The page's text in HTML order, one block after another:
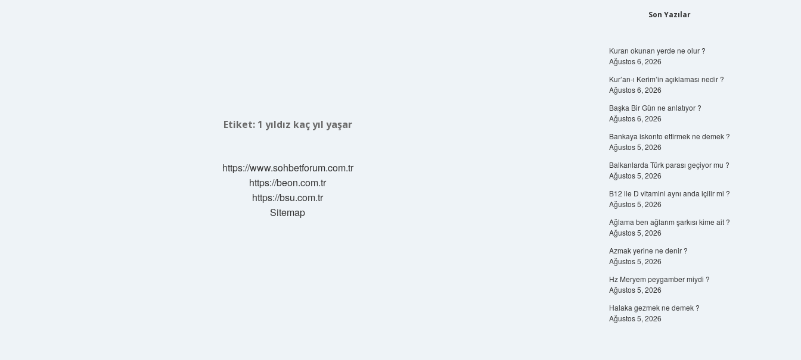
Etiket: 1 yıldız kaç yıl yaşar
https://www.sohbetforum.com.tr
https://beon.com.tr
https://bsu.com.tr
Sitemap
Son Yazılar
Kuran okunan yerde ne olur ?
Ağustos 6, 2026
Kur’an-ı Kerim’in açıklaması nedir ?
Ağustos 6, 2026
Başka Bir Gün ne anlatıyor ?
Ağustos 6, 2026
Bankaya iskonto ettirmek ne demek ?
Ağustos 5, 2026
Balkanlarda Türk parası geçiyor mu ?
Ağustos 5, 2026
B12 ile D vitamini aynı anda içilir mi ?
Ağustos 5, 2026
Ağlama ben ağlarım şarkısı kime ait ?
Ağustos 5, 2026
Azmak yerine ne denir ?
Ağustos 5, 2026
Hz Meryem peygamber miydi ?
Ağustos 5, 2026
Halaka gezmek ne demek ?
Ağustos 5, 2026